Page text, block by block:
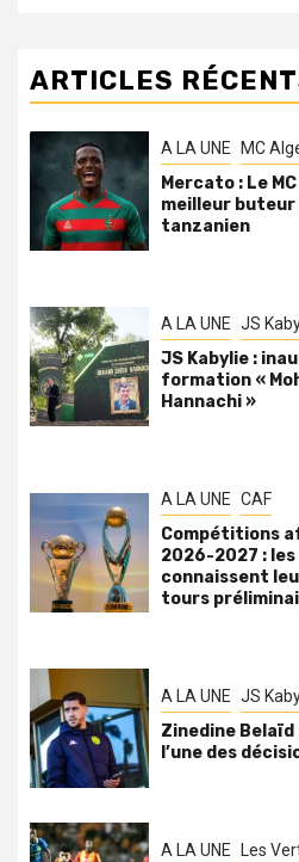
ARTICLES
A LA UNE MC
Mercato : Le
meilleur buteur
tanzanien
A LA UNE JS
JS Kabylie :
formation «
Hannachi »
A LA UNE CAF
Compétitions
2026-2027 :
connaissent
tours
A LA UNE JS
Zinedine
l’une des
A LA UNE Les